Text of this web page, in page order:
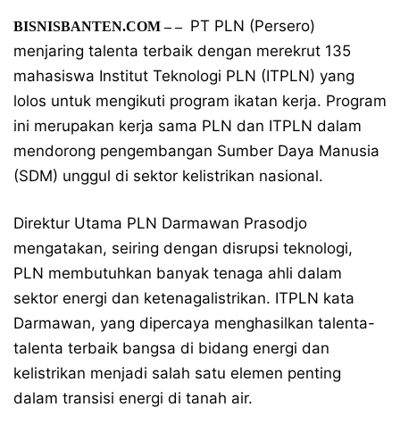
BISNISBANTEN.COM – – PT PLN (Persero)
menjaring talenta terbaik dengan merekrut 135
mahasiswa Institut Teknologi PLN (ITPLN) yang
lolos untuk mengikuti program ikatan kerja. Program
ini merupakan kerja sama PLN dan ITPLN dalam
mendorong pengembangan Sumber Daya Manusia
(SDM) unggul di sektor kelistrikan nasional.
Direktur Utama PLN Darmawan Prasodjo
mengatakan, seiring dengan disrupsi teknologi,
PLN membutuhkan banyak tenaga ahli dalam
sektor energi dan ketenagalistrikan. ITPLN kata
Darmawan, yang dipercaya menghasilkan talenta-
talenta terbaik bangsa di bidang energi dan
kelistrikan menjadi salah satu elemen penting
dalam transisi energi di tanah air.